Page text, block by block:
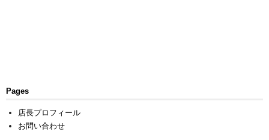
Pages
店長プロフィール
お問い合わせ